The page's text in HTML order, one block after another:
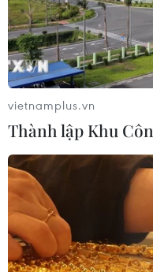
vietnamplus.vn
Thành lập Khu